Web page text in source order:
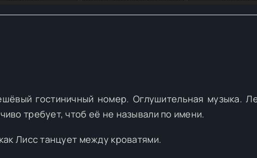
гостиничный номер. Оглушительная музыка.
требует, чтоб её не называли по имени.
Лисс танцует между кроватями.